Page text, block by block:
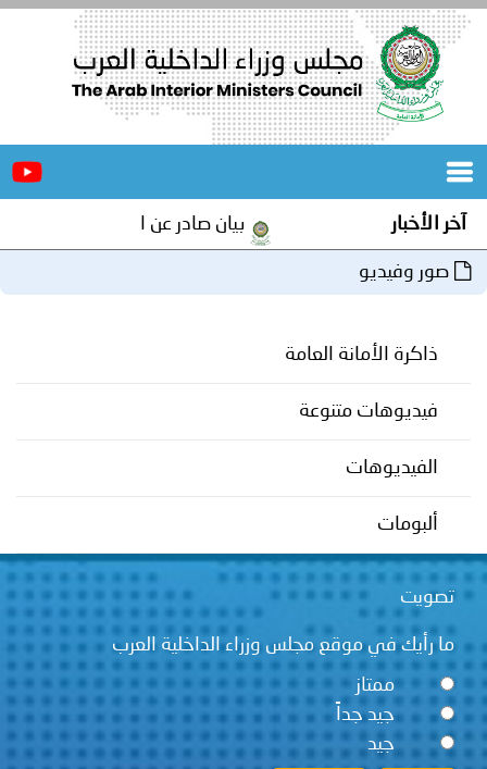
الرئيسية
المجلس
مؤتمرات
و
جهود
الإلكترونية
صور
وفيديو
مجلة
أصداء
الأمانة
إعلانات
من
نحن
اتصل
آخر الأخبار بيان صادر عن الأمانة العامة
صور وفيديو
ذاكرة الأمانة العامة
فيديوهات متنوعة
الفيديوهات
ألبومات
تصويت
ما رأيك في موقع مجلس وزراء الداخلية العرب
ممتاز
جيد جداً
جيد